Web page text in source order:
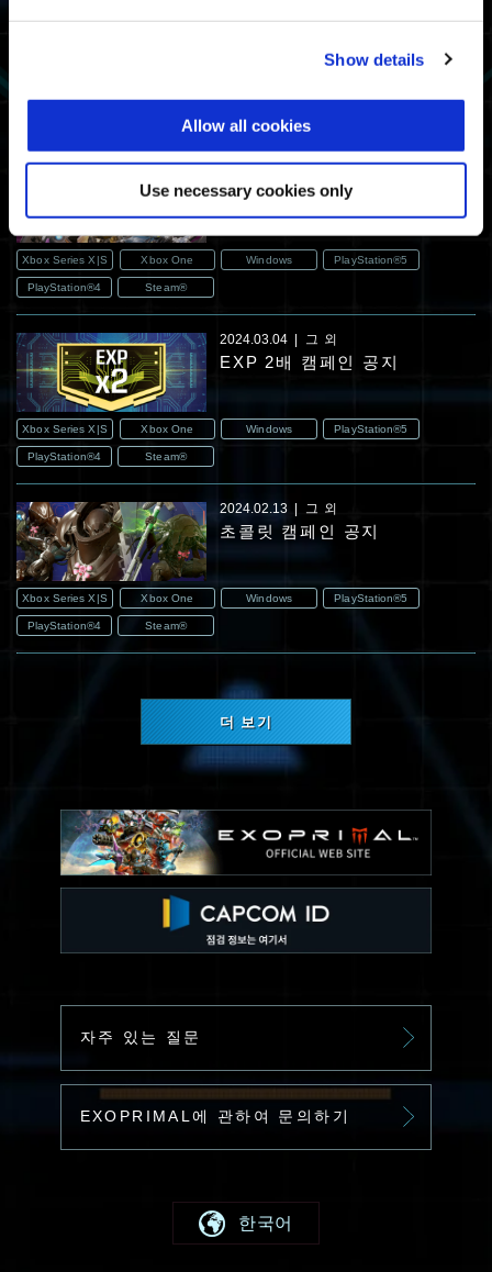
Show details
Allow all cookies
Use necessary cookies only
EXP 2배 캠페인 공지
Steam®
래빗 캠페인 공지
Xbox Series X|S Xbox One Windows PlayStation®5
PlayStation®4 Steam®
2024.03.04 그 외
EXP 2배 캠페인 공지
Xbox Series X|S Xbox One Windows PlayStation®5
PlayStation®4 Steam®
2024.02.13 그 외
초콜릿 캠페인 공지
Xbox Series X|S Xbox One Windows PlayStation®5
PlayStation®4 Steam®
더 보기
자주 있는 질문
EXOPRIMAL에 관하여 문의하기
한국어